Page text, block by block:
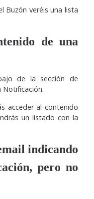
Buzón veréis una lista
de una
de la sección de
Notificación.
acceder al contenido
un listado con la
indicando
pero no